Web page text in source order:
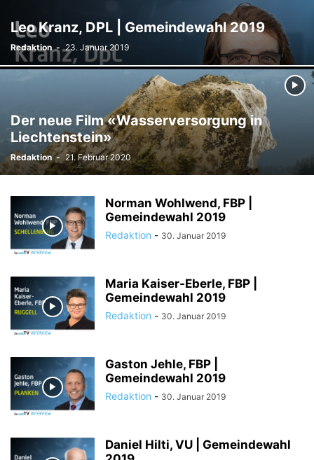
UMFRAGE
ÜSERE WORZLA - HISTORISCHES VEREINE VERKEHR
WIRTSCHAFTS:ZEIT
Leo Kranz, DPL | Gemeindewahl 2019
Redaktion - 23. Januar 2019
Der neue Film «Wasserversorgung in
Liechtenstein»
Redaktion - 21. Februar 2020
Norman Wohlwend, FBP |
Gemeindewahl 2019
Redaktion - 30. Januar 2019
Maria Kaiser-Eberle, FBP |
Gemeindewahl 2019
Redaktion - 30. Januar 2019
Gaston Jehle, FBP |
Gemeindewahl 2019
Redaktion - 30. Januar 2019
Daniel Hilti, VU | Gemeindewahl